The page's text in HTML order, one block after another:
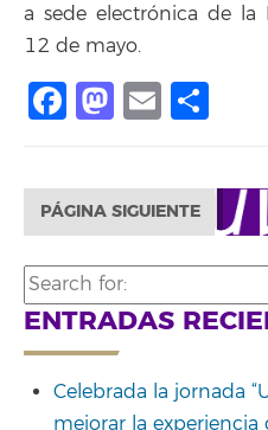
a sede electrónica de la
12 de mayo.
Facebook
Email
PÁGINA SIGUIENTE
Search
for:
ENTRADAS
Celebrada la jornada
mejorar la experiencia